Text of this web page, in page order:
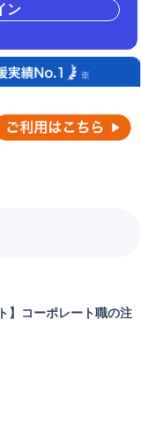
ン
】コーポレート職の注